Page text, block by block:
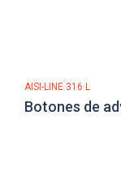
AISI-LINE 316 L
Botones de